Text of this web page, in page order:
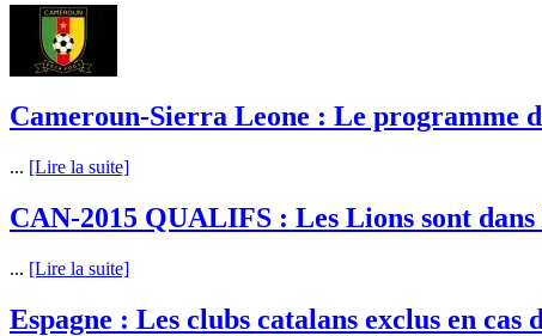
Cameroun-Sierra Leone : Le programme
... [Lire la suite]
CAN-2015 QUALIFS : Les Lions sont
... [Lire la suite]
Espagne : Les clubs catalans exclus en cas